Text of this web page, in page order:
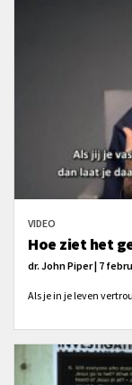
VIDEO
Hoe ziet het
dr. John Piper | 7
Als je in je leven